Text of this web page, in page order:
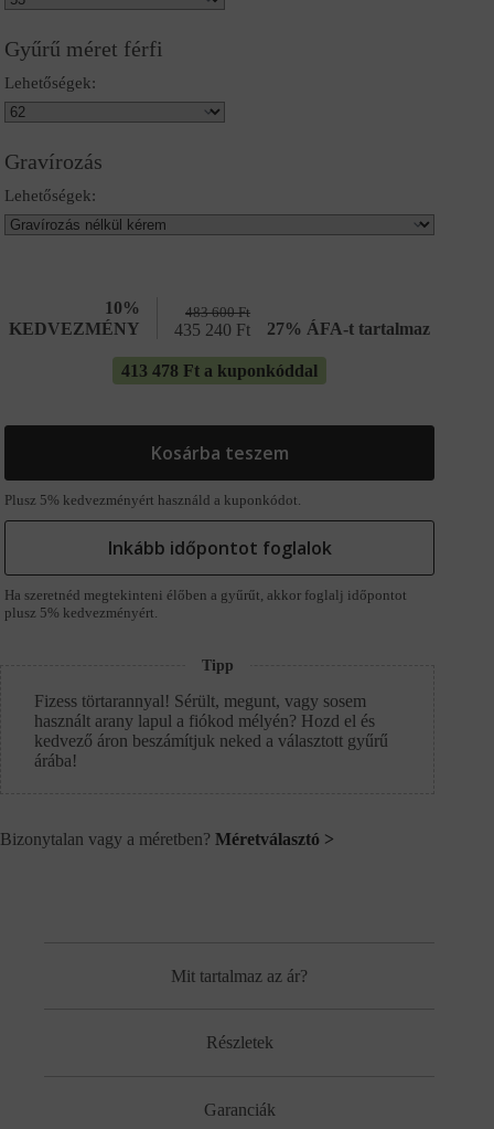
Gyűrű méret férfi
Lehetőségek:
Gravírozás
Lehetőségek:
10%
KEDVEZMÉNY
483 600Ft
435 240 Ft 27% ÁFA-t tartalmaz
413 478 Ft a kuponkóddal
Kosárba teszem
Plusz 5% kedvezményért használd a kuponkódot.
Inkább időpontot foglalok
Ha szeretnéd megtekinteni élőben a gyűrűt, akkor foglalj időpontot
plusz 5% kedvezményért.
Tipp
Fizess törtarannyal! Sérült, megunt, vagy sosem
használt arany lapul a fiókod mélyén? Hozd el és
kedvező áron beszámítjuk neked a választott gyűrű
árába!
Bizonytalan vagy a méretben? Méretválasztó >
Mit tartalmaz az ár?
Részletek
Garanciák